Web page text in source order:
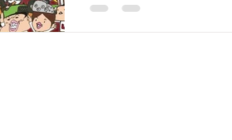
投稿するとよいパフォーマ